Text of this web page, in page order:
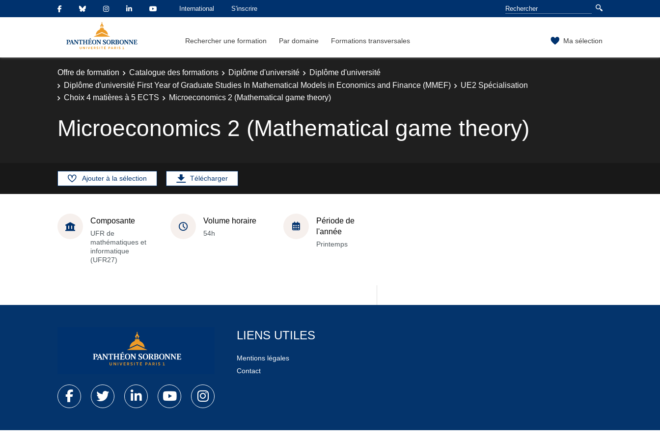
International S'inscrire
Rechercher une formation Par domaine Formations transversales Ma sélection
Offre de formation Catalogue des formations Diplôme d'université
Diplôme d'université
Diplôme d'université First Year of Graduate Studies In Mathematical Models in Economics and Finance (MMEF)
UE2 Spécialisation
Choix 4 matières à 5 ECTS
Microeconomics 2 (Mathematical game theory)
Microeconomics 2 (Mathematical game theory)
Ajouter à la sélection Télécharger
Composante
UFR de
mathématiques et
informatique
(UFR27)
Volume horaire
54h
Période de
l'année
Printemps
LIENS UTILES
Mentions légales
Contact